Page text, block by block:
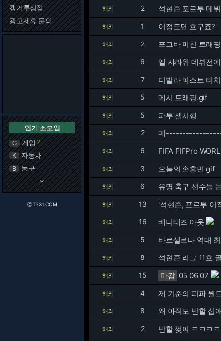
캥거루상점
광고제휴 문의
인기 소모임
G 게임 2
K 자동차
B 농구
keyboard_arrow_down
ⓒ TE31.COM
해외 2 석현준 포르투 데
해외 1 이정도면 호구죠?
해외 2 포그바 미친 트래
해외 6 엘 샤라위 데뷔전
해외 7 디발라 퍼스트 터
해외 5 메시 트래핑.gif
해외 5 파투 첼시행
해외 2 메
해외 6 FIFA FIFPro
해외 3 오늘의 손흥민.gif
해외 6 유명 축구 선수들
해외 13 '석현준, 포르투 이
해외 16 베니테즈 아웃
해외 5 바르셀로나 역대
해외 8 석현준 리그 11호
해외 15 마감 05 06 07
해외 4 제 기준의 피파 월
해외 8 왜 아직도 반할 십
해외 2 반할 껒여 ㅋㅋㅋㅋ